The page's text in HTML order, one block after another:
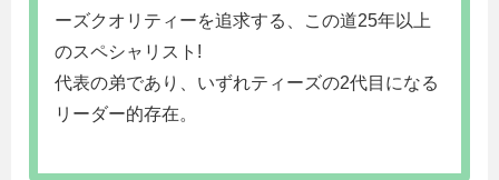
ーズクオリティーを追求する、この道25年以上
のスペシャリスト!
代表の弟であり、いずれティーズの2代目になる
リーダー的存在。